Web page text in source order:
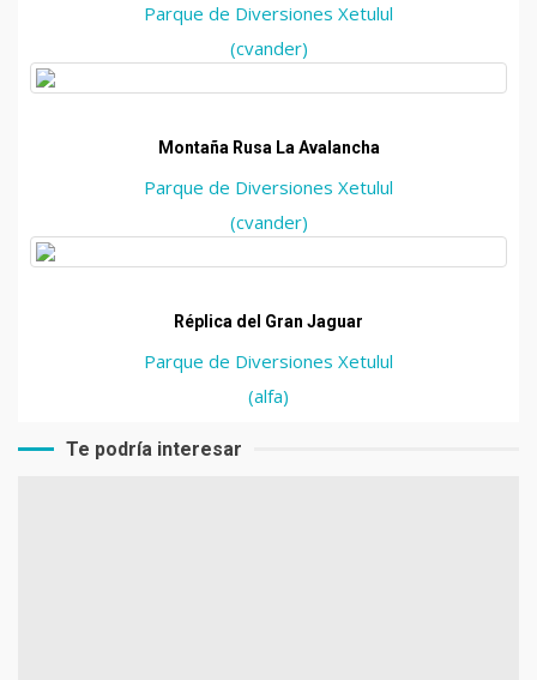
Parque de Diversiones Xetulul
(cvander)
Montaña Rusa La Avalancha
Parque de Diversiones Xetulul
(cvander)
Réplica del Gran Jaguar
Parque de Diversiones Xetulul
(alfa)
Te podría interesar